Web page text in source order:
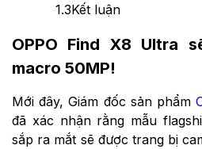
1.3Kết luận
OPPO Find X8 Ultra
macro 50MP!
Mới đây, Giám đốc sản phẩm
đã xác nhận rằng mẫu
sắp ra mắt sẽ được trang bị